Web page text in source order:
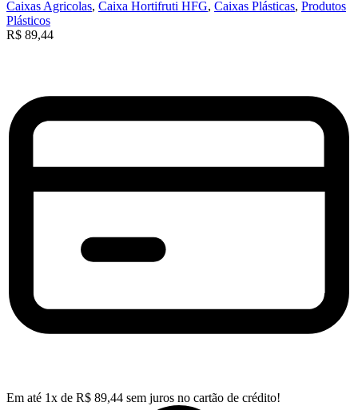
Caixas Agricolas, Caixa Hortifruti HFG, Caixas Plásticas, Produtos
Plásticos
R$ 89,44
Em até 1x de R$ 89,44 sem juros no cartão de crédito!